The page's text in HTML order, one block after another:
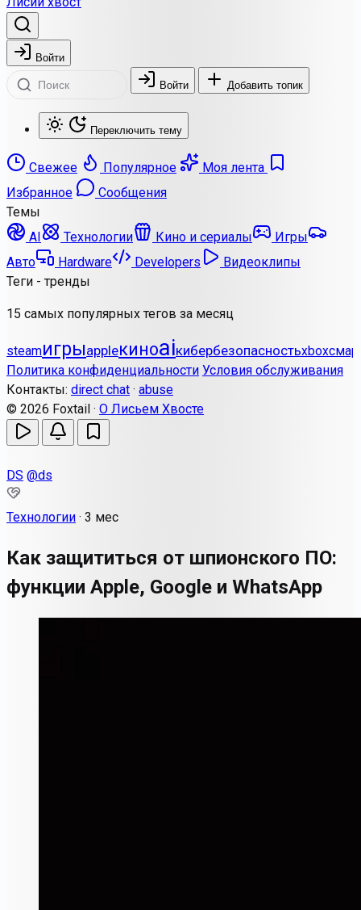
Войти
Войти Добавить топик
Переключить тему
Свежее Популярное
Моя лента
Избранное
Сообщения
Темы
AI
Технологии Кино и сериалы
Игры
Авто
Hardware Developers
Видеоклипы
Теги - тренды
15 самых популярных тегов за месяц
steamигрыappleкиноaiкибербезопасностьxbox
Политика конфиденциальности Условия обслуживания
Контакты: direct chat · abuse
© 2026 Foxtail · О Лисьем Хвосте
DS @ds
Технологии · 3 мес
Как защититься от шпионского ПО:
функции Apple, Google и WhatsApp